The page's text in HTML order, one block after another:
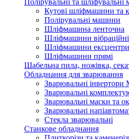
Полірувальні та
Кутові шліфмашини та
Полірувальні машини
Шліфмашина ленточна
Шліфмашини вібраційні
Шліфмашини
Шліфмашини прямі
Шабельна пила, ножівка,
Обладнання для зварювання
Зварювальні
Зварювальні
Зварювальні маски та
Зварювальні
Стекла зварювальні
Станкове обладнання